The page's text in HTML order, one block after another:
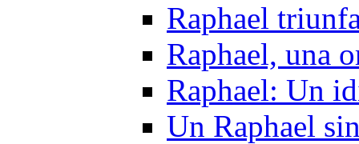
Raphael
Raphael, una
Raphael: Un
Un Raphael